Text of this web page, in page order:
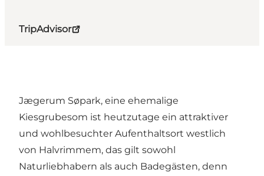
TripAdvisor
Jægerum Søpark, eine ehemalige
Kiesgrubesom ist heutzutage ein attraktiver
und wohlbesuchter Aufenthaltsort westlich
von Halvrimmem, das gilt sowohl
Naturliebhabern als auch Badegästen, denn